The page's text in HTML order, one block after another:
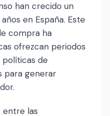
han crecido un
en España. Este
compra ha
ofrezcan periodos
políticas de
para generar
entre las